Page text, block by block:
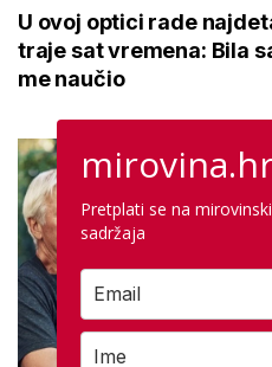
U ovoj optici rade
traje sat vremena: Bila
me naučio
Pretplati se na
sadržaja